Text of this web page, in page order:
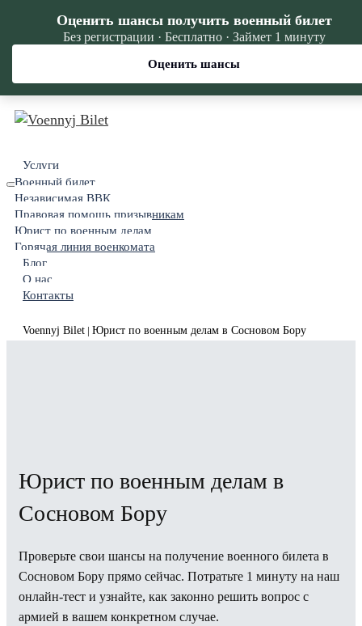
Услуги
Военный билет
Независимая ВВК
Правовая помощь призывникам
Юрист по военным делам
Горячая линия военкомата
Блог
О нас
Контакты
Voennyj Bilet Юрист по военным делам в Сосновом Бору
Юрист по военным делам в
Сосновом Бору
Проверьте свои шансы на получение военного билета в
Сосновом Бору прямо сейчас. Потратьте 1 минуту на наш
онлайн-тест и узнайте, как законно решить вопрос с
армией в вашем конкретном случае.
Оценить шансы получить военный билет
Без регистрации · Бесплатно · Займет 1 минуту
Оценить шансы